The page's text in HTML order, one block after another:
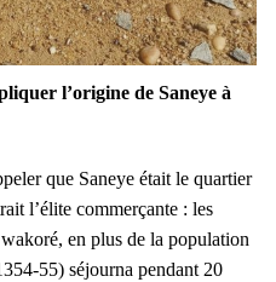
l’origine de Saneye à
que Saneye était le quartier
l’élite commerçante : les
en plus de la population
55) séjourna pendant 20